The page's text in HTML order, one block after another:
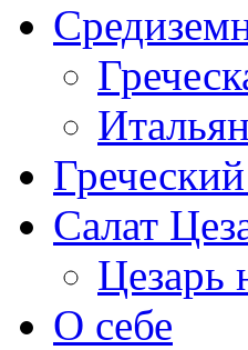
Салат
Цезарь
О себе